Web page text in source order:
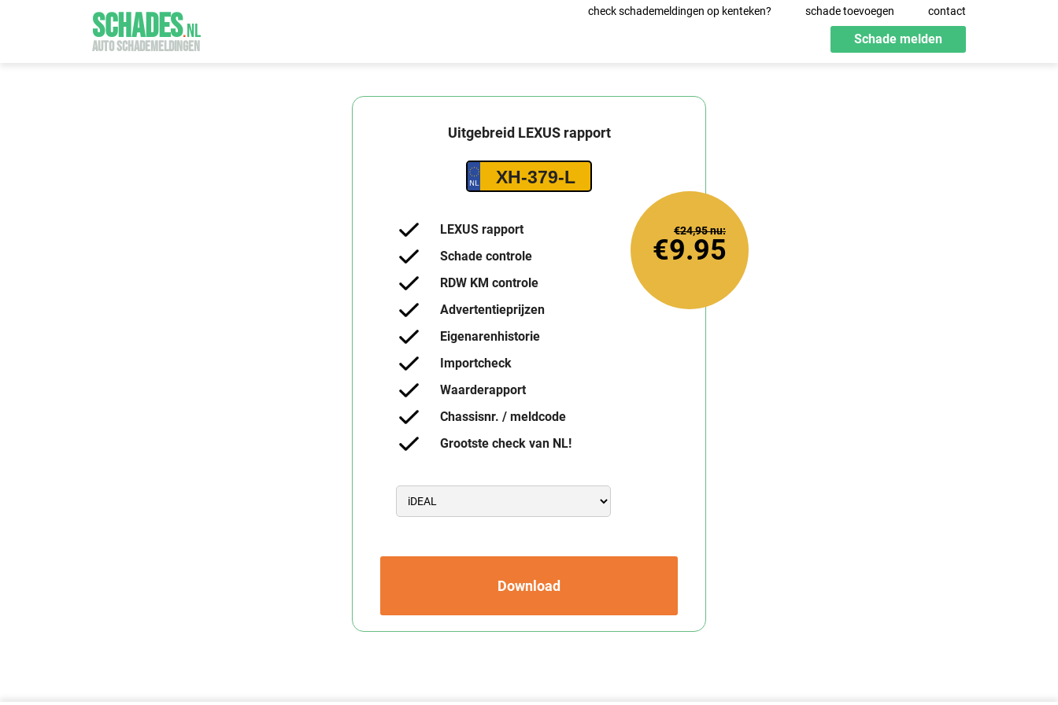
SCHADES.NL
AUTO SCHADEMELDINGEN
check schademeldingen op kenteken? schade toevoegen contact
Schade melden
Uitgebreid LEXUSrapport
XH-379-L
LEXUS rapport
Schade controle
RDW KM controle
Advertentieprijzen
Eigenarenhistorie
Importcheck
Waarderapport
Chassisnr. / meldcode
Grootste check van NL!
Download
€9.95
€24,95nu: